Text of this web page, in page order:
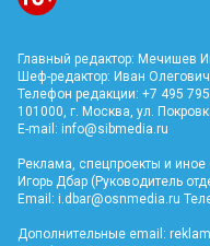
Главный редактор: Мечишев
Шеф-редактор: Иван
Телефон редакции: +7 495
101000, г. Москва, ул.
E-mail: info@sibmedia.ru
Реклама, спецпроекты и иное
Игорь Дбар (Руководитель
Email: i.dbar@osnmedia.ru
Дополнительные email: